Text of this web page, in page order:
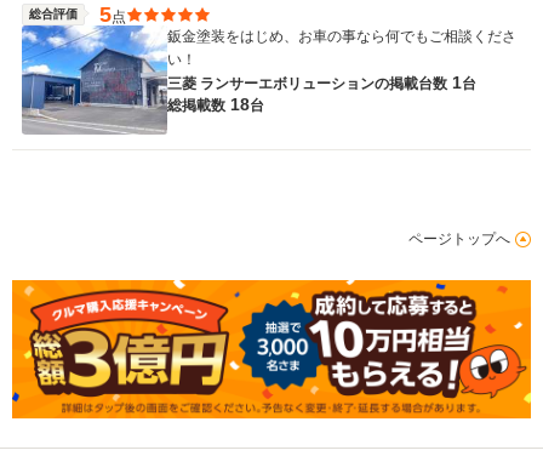
総合評価 5点
鈑金塗装をはじめ、お車の事なら何でもご相談くださ
い！
三菱 ランサーエボリューションの掲載台数 1台
総掲載数 18台
ページトップへ